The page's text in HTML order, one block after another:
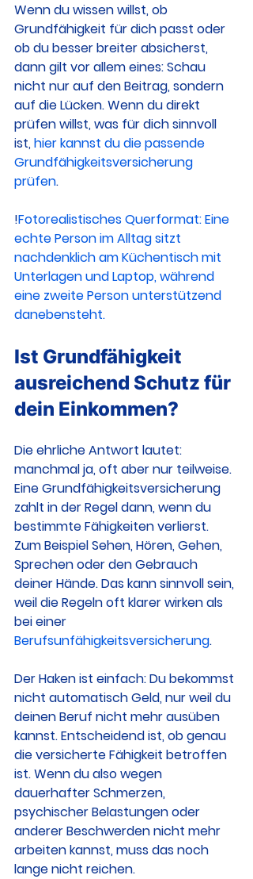
Wenn du wissen willst, ob
Grundfähigkeit für dich passt oder
ob du besser breiter absicherst,
dann gilt vor allem eines: Schau
nicht nur auf den Beitrag, sondern
auf die Lücken. Wenn du direkt
prüfen willst, was für dich sinnvoll
ist, hier kannst du die passende
Grundfähigkeitsversicherung
prüfen.
!Fotorealistisches Querformat: Eine
echte Person im Alltag sitzt
nachdenklich am Küchentisch mit
Unterlagen und Laptop, während
eine zweite Person unterstützend
danebensteht.
Ist Grundfähigkeit
ausreichend Schutz für
dein Einkommen?
Die ehrliche Antwort lautet:
manchmal ja, oft aber nur teilweise.
Eine Grundfähigkeitsversicherung
zahlt in der Regel dann, wenn du
bestimmte Fähigkeiten verlierst.
Zum Beispiel Sehen, Hören, Gehen,
Sprechen oder den Gebrauch
deiner Hände. Das kann sinnvoll sein,
weil die Regeln oft klarer wirken als
bei einer
Berufsunfähigkeitsversicherung.
Der Haken ist einfach: Du bekommst
nicht automatisch Geld, nur weil du
deinen Beruf nicht mehr ausüben
kannst. Entscheidend ist, ob genau
die versicherte Fähigkeit betroffen
ist. Wenn du also wegen
dauerhafter Schmerzen,
psychischer Belastungen oder
anderer Beschwerden nicht mehr
arbeiten kannst, muss das noch
lange nicht reichen.